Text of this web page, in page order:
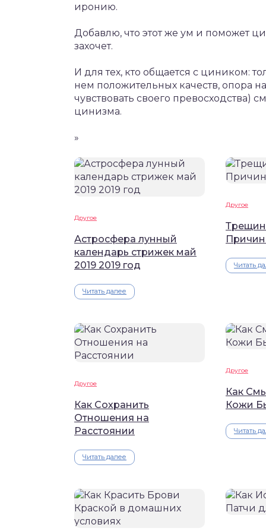
иронию.
Добавлю, что этот же ум и поможет
захочет.
И для тех, кто общается с циником:
нем положительных качеств, опора
чувствовать своего превосходства)
цинизма.
»
Другое
Астросфера лунный
календарь стрижек май
2019 2019 год
Читать далее
Другое
Читать
Другое
Как Сохранить
Отношения на
Расстоянии
Читать далее
Другое
Как
Кожи
Читать